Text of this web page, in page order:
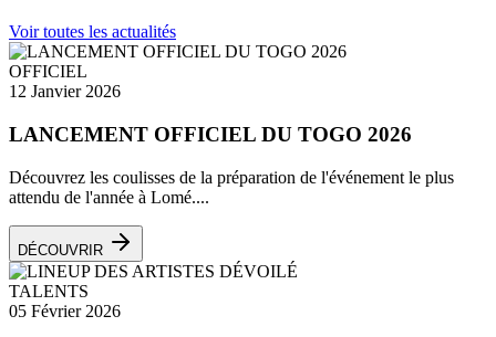
Voir toutes les actualités
OFFICIEL
12 Janvier 2026
LANCEMENT OFFICIEL DU TOGO 2026
Découvrez les coulisses de la préparation de l'événement le plus
attendu de l'année à Lomé....
DÉCOUVRIR
TALENTS
05 Février 2026